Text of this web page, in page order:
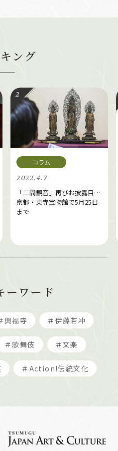
ング
2022.4.7
「二間観音」再びお披露目…
京都・東寺宝物館で5月25日
まで
ーワード
興福寺 ＃伊藤若冲
＃歌舞伎 ＃文楽
＃Action!伝統文化